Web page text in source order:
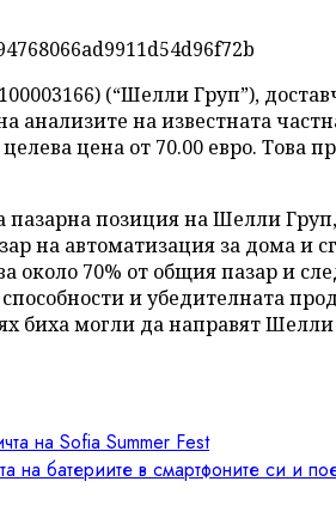
(“Шелли Груп”),
анализите на известната
цена от 70.00 евро. Това
пазарна позиция на Шелли
на автоматизация за дома и
около 70% от общия пазар и
и убедителната
биха могли да направят
на Sofia Summer Fest
на батериите в смартфоните си